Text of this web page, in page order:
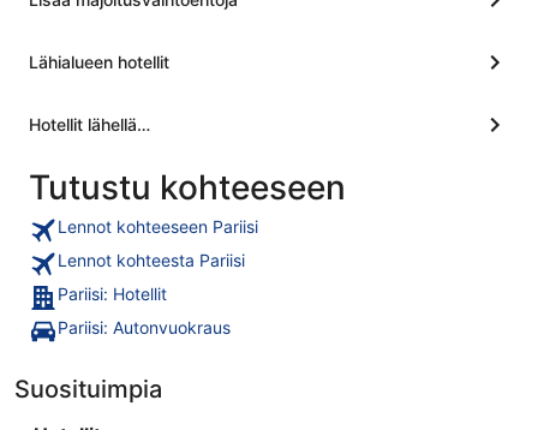
Lähialueen hotellit
Hotellit lähellä…
Tutustu kohteeseen
Lennot kohteeseen Pariisi
Lennot kohteesta Pariisi
Pariisi: Hotellit
Pariisi: Autonvuokraus
Suosituimpia